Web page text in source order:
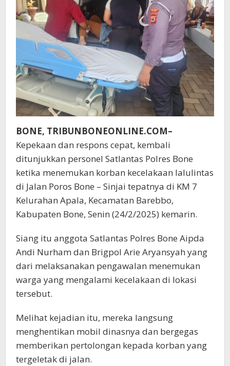
BONE, TRIBUNBONEONLINE.COM–
Kepekaan dan respons cepat, kembali
ditunjukkan personel Satlantas Polres Bone
ketika menemukan korban kecelakaan lalulintas
di Jalan Poros Bone – Sinjai tepatnya di KM 7
Kelurahan Apala, Kecamatan Barebbo,
Kabupaten Bone, Senin (24/2/2025) kemarin.
Siang itu anggota Satlantas Polres Bone Aipda
Andi Nurham dan Brigpol Arie Aryansyah yang
dari melaksanakan pengawalan menemukan
warga yang mengalami kecelakaan di lokasi
tersebut.
Melihat kejadian itu, mereka langsung
menghentikan mobil dinasnya dan bergegas
memberikan pertolongan kepada korban yang
tergeletak di jalan.